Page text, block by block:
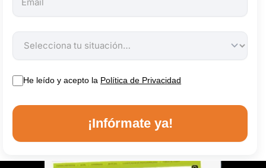
He leído y acepto la Política de Privacidad
¡Infórmate ya!